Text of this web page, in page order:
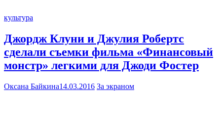
культура
Джордж Клуни и Джулия Робертс
сделали съемки фильма «Финансовый
монстр» легкими для Джоди Фостер
Оксана Байкина14.03.2016 За экраном